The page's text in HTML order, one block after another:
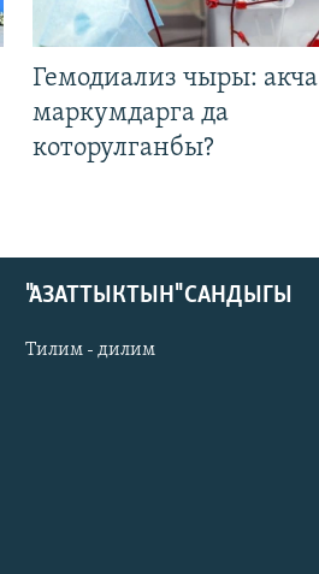
Гемодиализ чыры: акча
маркумдарга да
которулганбы?
"АЗАТТЫКТЫН" САНДЫГЫ
Тилим - дилим